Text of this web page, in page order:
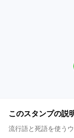
このスタンプの説
流行語と死語を使う